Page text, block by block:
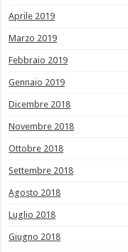
Aprile 2019
Marzo 2019
Febbraio 2019
Gennaio 2019
Dicembre 2018
Novembre 2018
Ottobre 2018
Settembre 2018
Agosto 2018
Luglio 2018
Giugno 2018